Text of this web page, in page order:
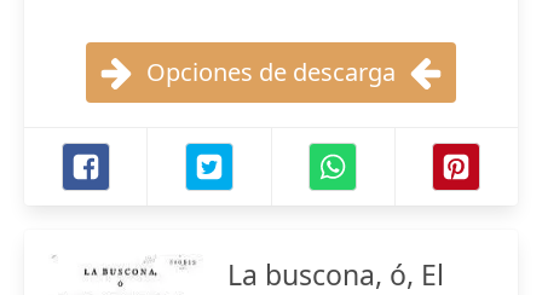
Opciones de descarga
La buscona, ó, El